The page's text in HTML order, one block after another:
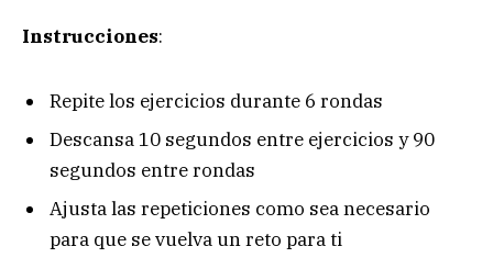
Instrucciones:
Repite los ejercicios durante 6 rondas
Descansa 10 segundos entre ejercicios y 90
segundos entre rondas
Ajusta las repeticiones como sea necesario
para que se vuelva un reto para ti